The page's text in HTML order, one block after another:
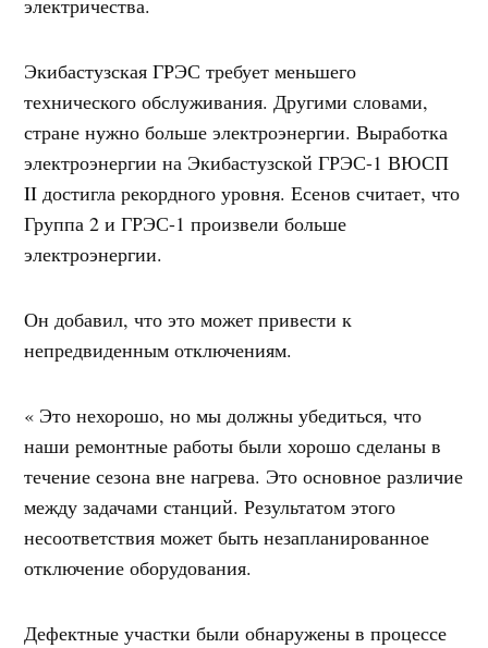
Экибастузская ГРЭС требует меньшего
технического обслуживания. Другими словами,
стране нужно больше электроэнергии. Выработка
электроэнергии на Экибастузской ГРЭС-1 ВЮСП
II достигла рекордного уровня. Есенов считает, что
Группа 2 и ГРЭС-1 произвели больше
электроэнергии.
Он добавил, что это может привести к
непредвиденным отключениям.
« Это нехорошо, но мы должны убедиться, что
наши ремонтные работы были хорошо сделаны в
течение сезона вне нагрева. Это основное различие
между задачами станций. Результатом этого
несоответствия может быть незапланированное
отключение оборудования.
Дефектные участки были обнаружены в процессе